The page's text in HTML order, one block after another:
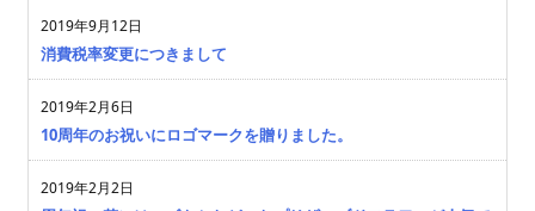
2019年9月12日
消費税率変更につきまして
2019年2月6日
10周年のお祝いにロゴマークを贈りました。
2019年2月2日